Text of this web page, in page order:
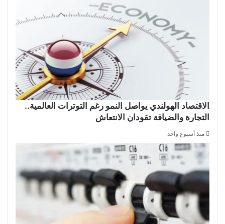
الاقتصاد الهولندي يواصل النمو رغم التوترات العالمية..
التجارة والضيافة تقودان الانتعاش
منذ أسبوع واحد